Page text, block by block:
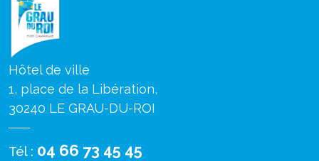
Hôtel de ville
1, place de la Libération,
30240 LE GRAU-DU-ROI
Tél : 04 66 73 45 45